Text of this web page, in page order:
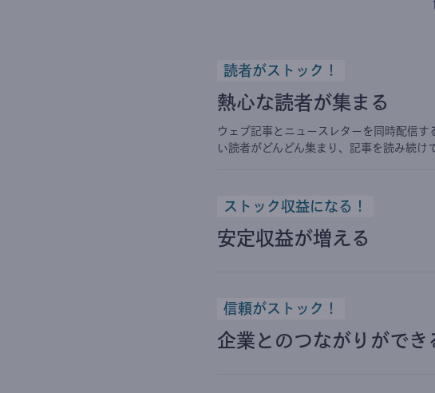
読者がストック！
熱心な読者が集まる
ウェブ記事とニュースレターを同時配信す
い読者がどんどん集まり、記事を読み続け
ストック収益になる！
安定収益が増える
信頼がストック！
企業とのつながりができ